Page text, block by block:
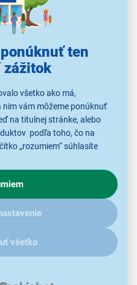
ten
zážitok
všetko ako má,
nim vám môžeme ponúknuť
na titulnej stránke, alebo
podľa toho, čo na
„rozumiem“ súhlasíte
cielených reklám.
ako u nás s cookies a
sem.
všetko
do domácnosti
V nerezovom
20 l
Neustále otáčanie
efektívne a
miest.